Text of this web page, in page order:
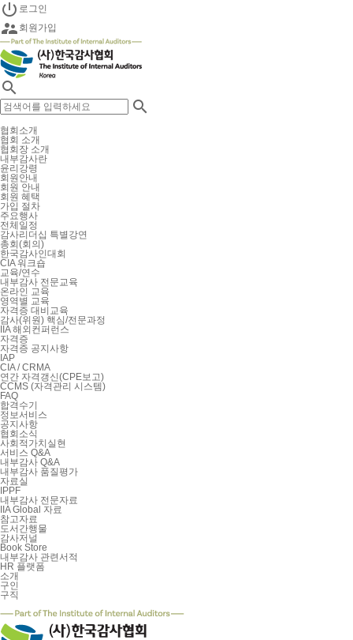
 로그인
 회원가입


협회소개
협회 소개
협회장 소개
내부감사란
윤리강령
회원안내
회원 안내
회원 혜택
가입 절차
주요행사
전체일정
감사리더십 특별강연
총회(회의)
한국감사인대회
CIA 워크숍
교육/연수
내부감사 전문교육
온라인 교육
영역별 교육
자격증 대비교육
감사(위원) 핵심/전문과정
IIA 해외컨퍼런스
자격증
자격증 공지사항
IAP
CIA / CRMA
연간 자격갱신(CPE보고)
CCMS (자격관리 시스템)
FAQ
합격수기
정보서비스
공지사항
협회소식
사회적가치실현
서비스 Q&A
내부감사 Q&A
내부감사 품질평가
자료실
IPPF
내부감사 전문자료
IIA Global 자료
참고자료
도서간행물
감사저널
Book Store
내부감사 관련서적
HR 플랫폼
소개
구인
구직